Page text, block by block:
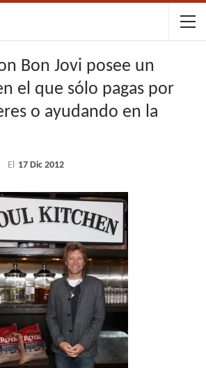
Bon Jovi posee un
el que sólo pagas por
o ayudando en la
El 17 Dic 2012